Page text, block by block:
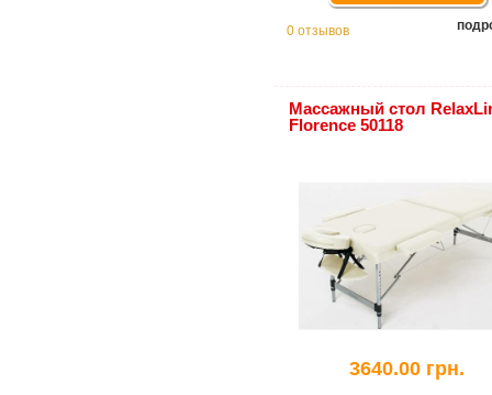
0 отзывов
Массажный стол
Florence 50118
3640.00 грн.